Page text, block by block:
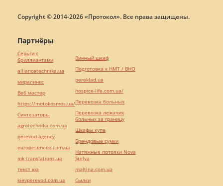
Copyright © 2014-2026 «Протокол». Все права защищены.
Партнёры
Серьги с
бриллиантами
alliancetechnika.ua
миралинкс
Веб мастер
https://motokosmos.ua/
Синтезаторы
agrotechnika.com.ua
perevod.agency
europeservice.com.ua
mk-translations.ua
текст юа
kievperevod.com.ua
Винный шкаф
Подготовка к НМТ / ВНО
pereklad.ua
hospice-life.com.ua/
Перевозка больных
Перевозка лежачих
больных за границу
Шкафы купе
Брендовые сумки
Натяжные потолки Nova
Stelya
maltina.com.ua
Cылки